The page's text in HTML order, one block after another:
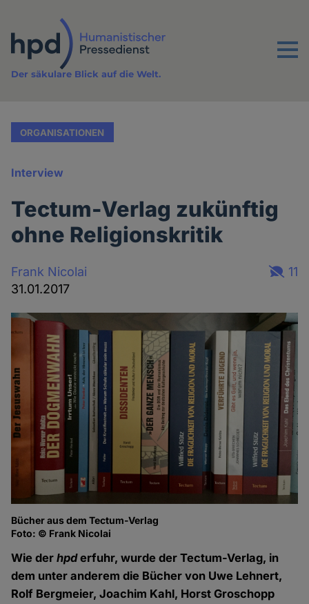
Inhalt
Menu
Der säkulare Blick auf die Welt.
ORGANISATIONEN
Interview
Tectum-Verlag zukünftig
ohne Religionskritik
Frank Nicolai
31.01.2017
11
Bücher aus dem Tectum-Verlag
Foto: © Frank Nicolai
Wie derhpderfuhr, wurde der Tectum-Verlag, in
dem unter anderem die Bücher von Uwe Lehnert,
Rolf Bergmeier, Joachim Kahl, Horst Groschopp